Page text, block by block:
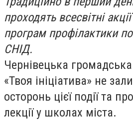
проходять всесвітні
програм профілактики
СНІД.
Чернівецька громадська
«Твоя ініціатива» не
осторонь цієї події та
лекції у школах міста.